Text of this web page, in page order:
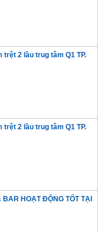
2 lầu trug tâm Q1 TP.
2 lầu trug tâm Q1 TP.
HOẠT ĐỘNG TỐT TẠI